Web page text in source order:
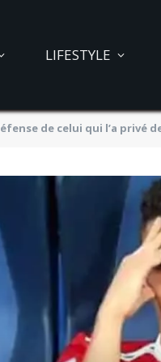
LIFESTYLE
de celui qui l’a privé